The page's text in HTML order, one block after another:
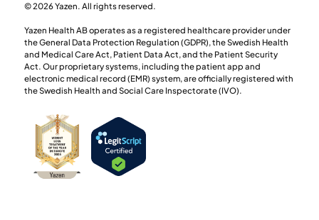
© 2026 Yazen. All rights reserved.
Yazen Health AB operates as a registered healthcare provider under
the General Data Protection Regulation (GDPR), the Swedish Health
and Medical Care Act, Patient Data Act, and the Patient Security
Act. Our proprietary systems, including the patient app and
electronic medical record (EMR) system, are officially registered with
the Swedish Health and Social Care Inspectorate (IVO).